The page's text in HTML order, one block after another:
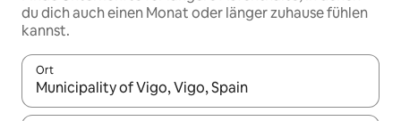
du dich auch einen Monat oder länger zuhause fühlen
kannst.
Ort
Wenn Ergebnisse verfügbar sind, navigiere mit den